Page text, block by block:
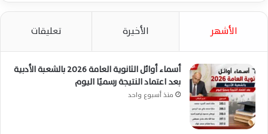
الأشهر الأخيرة تعليقات
أسماء أوائل الثانوية العامة 2026 بالشعبة الأدبية
بعد اعتماد النتيجة رسميًا اليوم
منذ أسبوع واحد